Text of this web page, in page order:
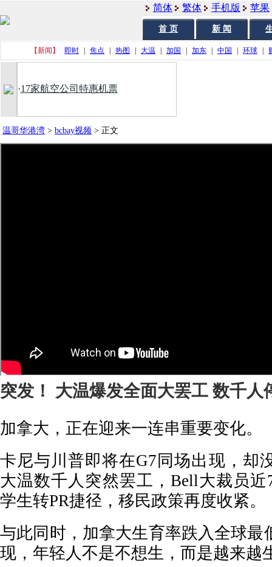
简体 繁体 手机版 苹果
首 页 新 闻
【新闻】 即时 焦点 热图 大温 加国 加东 中国 环球
·17家航空公司特惠机票
温哥华港湾 > bcbay视频 > 正文
突发！ 大温爆发全面大罢工 数千人
加拿大，正在迎来一连串重要变化。
卡尼与川普即将在G7同场出现，却
大温数千人突然罢工，Bell大裁员
学生转PR捷径，移民政策再度收紧。
与此同时，加拿大生育率跌入全球最
现，年轻人不是不想生，而是越来越